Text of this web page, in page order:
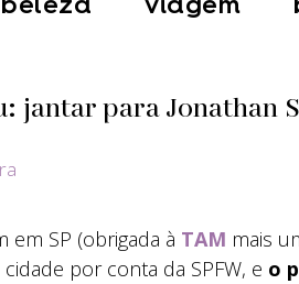
jantar para Jonathan
em SP (obrigada à TAM mais
por conta da SPFW, e o